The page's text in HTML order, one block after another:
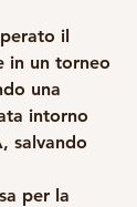
il
in un torneo
una
intorno
salvando
per la